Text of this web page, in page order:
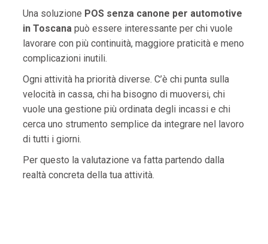
Una soluzione POS senza canone per automotive
in Toscanapuò essere interessante per chi vuole
lavorare con più continuità, maggiore praticità e meno
complicazioni inutili.
Ogni attività ha priorità diverse. C’è chi punta sulla
velocità in cassa, chi ha bisogno di muoversi, chi
vuole una gestione più ordinata degli incassi e chi
cerca uno strumento semplice da integrare nel lavoro
di tutti i giorni.
Per questo la valutazione va fatta partendo dalla
realtà concreta della tua attività.